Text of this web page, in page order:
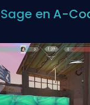
en A-